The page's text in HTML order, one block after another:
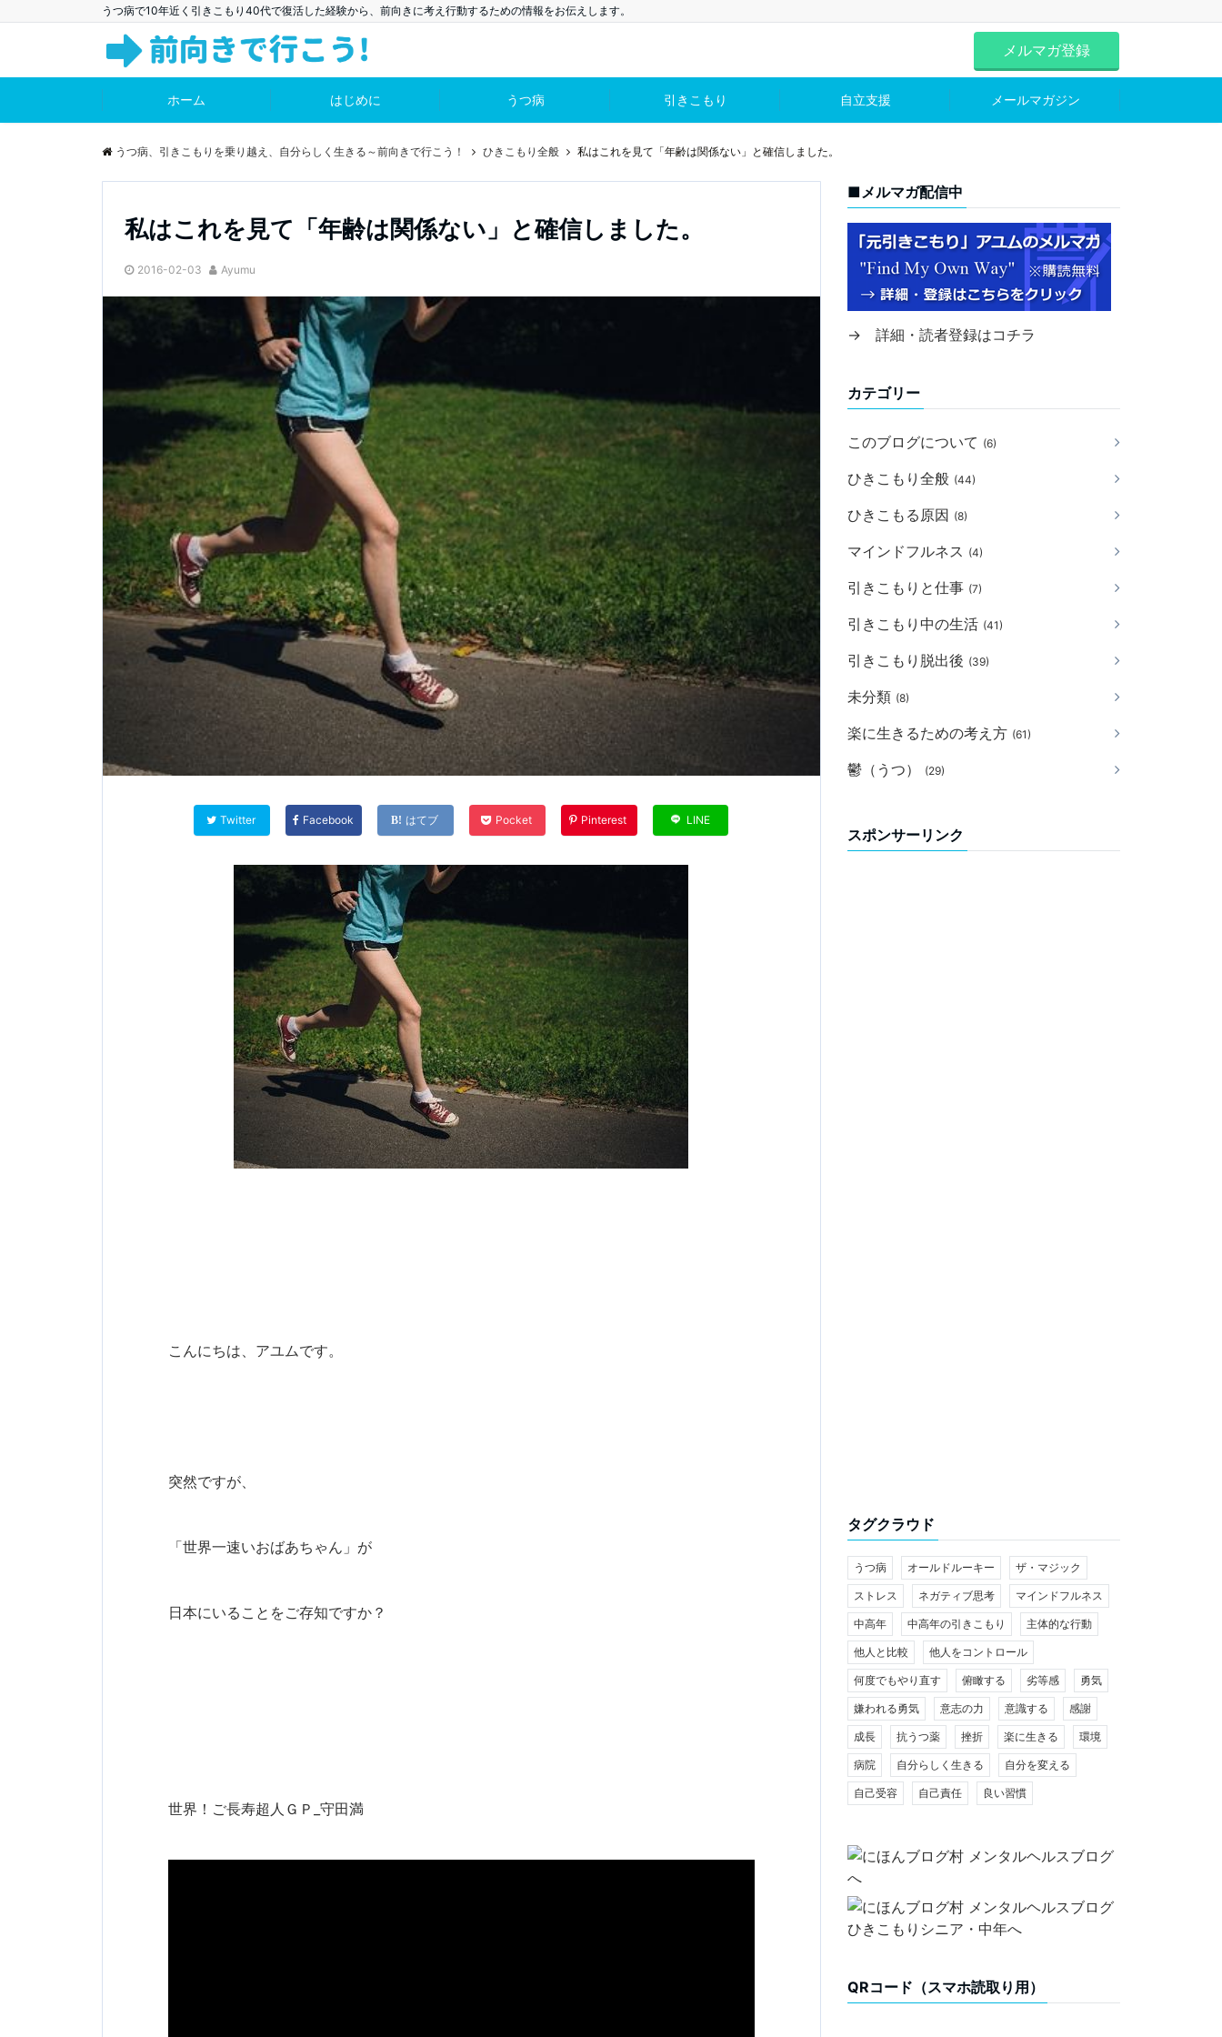
うつ病で10年近く引きこもり40代で復活した経験から、前向きに考え行動するための情報をお伝えします。
メルマガ登録
ホーム はじめに うつ病 引きこもり 自立支援 メールマガジン
うつ病、引きこもりを乗り越え、自分らしく生きる～前向きで行こう！ ひきこもり全般 私はこれを見て「年齢は関係ない」と確信しました。
私はこれを見て「年齢は関係ない」と確信しました。
2016-02-03 Ayumu
Twitter Facebook はてブ Pocket Pinterest LINE
こんにちは、アユムです。
突然ですが、
「世界一速いおばあちゃん」が
日本にいることをご存知ですか？
世界！ご長寿超人ＧＰ_守田満
■メルマガ配信中
→ 詳細・読者登録はコチラ
カテゴリー
このブログについて (6)
ひきこもり全般 (44)
ひきこもる原因 (8)
マインドフルネス (4)
引きこもりと仕事 (7)
引きこもり中の生活 (41)
引きこもり脱出後 (39)
未分類 (8)
楽に生きるための考え方 (61)
鬱（うつ） (29)
スポンサーリンク
タグクラウド
うつ病 オールドルーキー ザ・マジック
ストレス ネガティブ思考 マインドフルネス
中高年 中高年の引きこもり 主体的な行動
他人と比較 他人をコントロール
何度でもやり直す 俯瞰する 劣等感 勇気
嫌われる勇気 意志の力 意識する 感謝
成長 抗うつ薬 挫折 楽に生きる 環境
病院 自分らしく生きる 自分を変える
自己受容 自己責任 良い習慣
QRコード（スマホ読取り用）